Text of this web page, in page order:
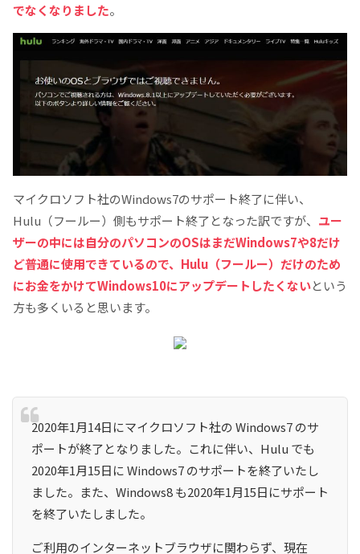
でなくなりました。
マイクロソフト社のWindows7のサポート終了に伴い、
Hulu（フールー）側もサポート終了となった訳ですが、 ユー
ザーの中には自分のパソコンのOSはまだWindows7や8だけ
ど普通に使用できているので、Hulu（フールー）だけのため
にお金をかけてWindows10にアップデートしたくないという
方も多くいると思います。
2020年1月14日にマイクロソフト社の Windows7 のサ
ポートが終了となりました。これに伴い、Hulu でも
2020年1月15日に Windows7 のサポートを終了いたし
ました。また、Windows8 も2020年1月15日にサポート
を終了いたしました。
ご利用のインターネットブラウザに関わらず、現在